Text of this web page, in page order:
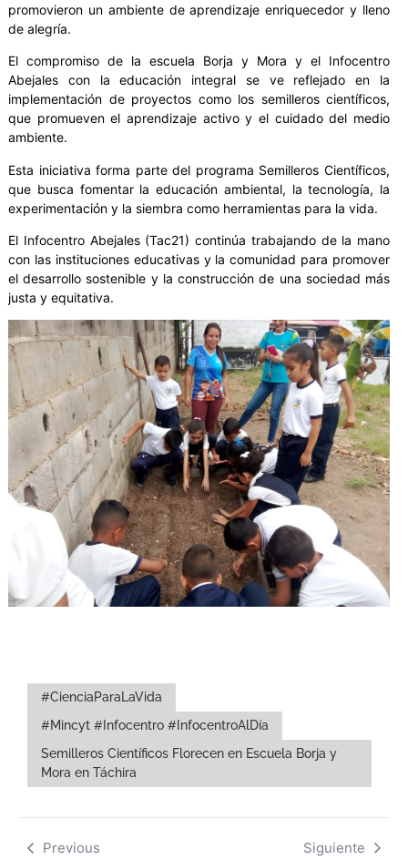
promovieron un ambiente de aprendizaje enriquecedor y lleno
de alegría.
El compromiso de la escuela Borja y Mora y el Infocentro
Abejales con la educación integral se ve reflejado en la
implementación de proyectos como los semilleros científicos,
que promueven el aprendizaje activo y el cuidado del medio
ambiente.
Esta iniciativa forma parte del programa Semilleros Científicos,
que busca fomentar la educación ambiental, la tecnología, la
experimentación y la siembra como herramientas para la vida.
El Infocentro Abejales (Tac21) continúa trabajando de la mano
con las instituciones educativas y la comunidad para promover
el desarrollo sostenible y la construcción de una sociedad más
justa y equitativa.
#CienciaParaLaVida
#Mincyt #Infocentro #InfocentroAlDía
Semilleros Científicos Florecen en Escuela Borja y
Mora en Táchira
Previous Siguiente